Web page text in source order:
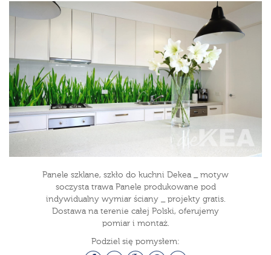
Panele szklane, szkło do kuchni Dekea _ motyw
soczysta trawa Panele produkowane pod
indywidualny wymiar ściany _ projekty gratis.
Dostawa na terenie całej Polski, oferujemy
pomiar i montaż.
Podziel się pomysłem: